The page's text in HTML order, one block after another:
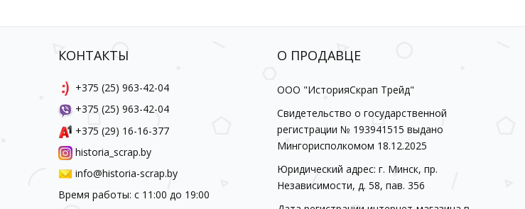
КОНТАКТЫ
+375 (25) 963-42-04
+375 (25) 963-42-04
+375 (29) 16-16-377
historia_scrap.by
info@historia-scrap.by
Время работы: с 11:00 до 19:00
О ПРОДАВЦЕ
ООО "ИсторияСкрап Трейд"
Свидетельство о государственной
регистрации № 193941515 выдано
Мингорисполкомом 18.12.2025
Юридический адрес: г. Минск, пр.
Независимости, д. 58, пав. 356